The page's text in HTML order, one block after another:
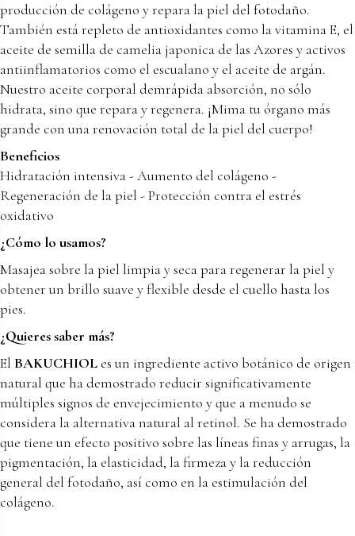
producción de colágeno y repara la piel del fotodaño.
También está repleto de antioxidantes como la vitamina E, el
aceite de semilla de camelia japonica de las Azores y activos
antiinflamatorios como el escualano y el aceite de argán.
Nuestro aceite corporal demrápida absorción, no sólo
hidrata, sino que repara y regenera. ¡Mima tu órgano más
grande con una renovación total de la piel del cuerpo!
Beneficios
Hidratación intensiva - Aumento del colágeno -
Regeneración de la piel - Protección contra el estrés
oxidativo
¿Cómo lo usamos?
Masajea sobre la piel limpia y seca para regenerar la piel y
obtener un brillo suave y flexible desde el cuello hasta los
pies.
¿Quieres saber más?
El BAKUCHIOL es un ingrediente activo botánico de origen
natural que ha demostrado reducir significativamente
múltiples signos de envejecimiento y que a menudo se
considera la alternativa natural al retinol. Se ha demostrado
que tiene un efecto positivo sobre las líneas finas y arrugas, la
pigmentación, la elasticidad, la firmeza y la reducción
general del fotodaño, así como en la estimulación del
colágeno.